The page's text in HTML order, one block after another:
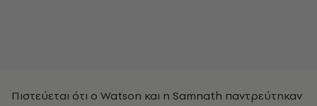
Πιστεύεται ότι ο Watson και η Samnath παντρεύτηκαν